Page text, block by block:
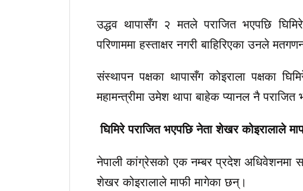
उद्धव थापासँग २ मतले पराजित भएपछि
परिणाममा हस्ताक्षर नगरी बाहिरिएका उनले
संस्थापन पक्षका थापासँग कोइराला पक्षका
महामन्त्रीमा उमेश थापा बाहेक प्यानल नै
घिमिरे पराजित भएपछि नेता शेखर कोइरालाले
नेपाली कांग्रेसको एक नम्बर प्रदेश अधिवेशनमा
शेखर कोइरालाले माफी मागेका छन्।